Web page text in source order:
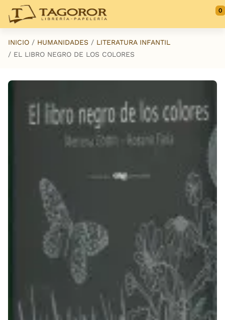
Saltar al contenido principal
0
INICIO HUMANIDADES
LITERATURA INFANTIL
EL LIBRO NEGRO DE LOS COLORES